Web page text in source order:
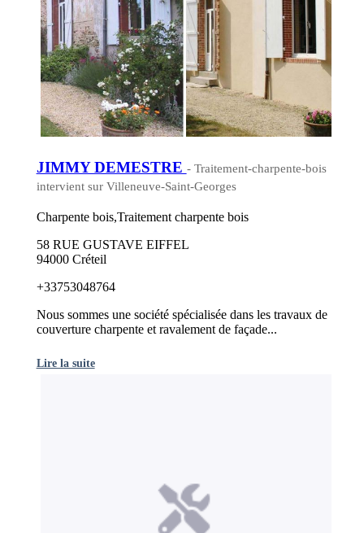
JIMMY DEMESTRE - Traitement-charpente-bois
intervient sur Villeneuve-Saint-Georges
Charpente bois,Traitement charpente bois
58 RUE GUSTAVE EIFFEL
94000 Créteil
+33753048764
Nous sommes une société spécialisée dans les travaux de
couverture charpente et ravalement de façade...
Lire la suite